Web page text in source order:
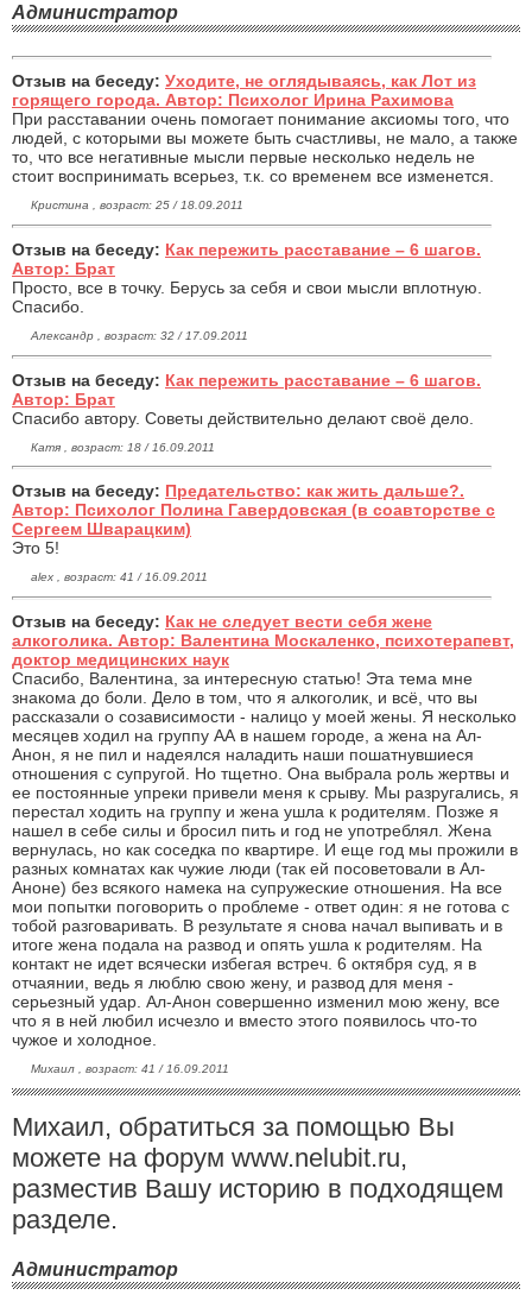
Администратор
Отзыв на беседу: Уходите, не оглядываясь, как Лот из
горящего города. Автор: Психолог Ирина Рахимова
При расставании очень помогает понимание аксиомы того, что
людей, с которыми вы можете быть счастливы, не мало, а также
то, что все негативные мысли первые несколько недель не
стоит воспринимать всерьез, т.к. со временем все изменется.
Кристина , возраст: 25 / 18.09.2011
Отзыв на беседу: Как пережить расставание – 6 шагов.
Автор: Брат
Просто, все в точку. Берусь за себя и свои мысли вплотную.
Спасибо.
Александр , возраст: 32 / 17.09.2011
Отзыв на беседу: Как пережить расставание – 6 шагов.
Автор: Брат
Спасибо автору. Советы действительно делают своё дело.
Катя , возраст: 18 / 16.09.2011
Отзыв на беседу: Предательство: как жить дальше?.
Автор: Психолог Полина Гавердовская (в соавторстве с
Сергеем Шварацким)
Это 5!
alex , возраст: 41 / 16.09.2011
Отзыв на беседу: Как не следует вести себя жене
алкоголика. Автор: Валентина Москаленко, психотерапевт,
доктор медицинских наук
Спасибо, Валентина, за интересную статью! Эта тема мне
знакома до боли. Дело в том, что я алкоголик, и всё, что вы
рассказали о созависимости - налицо у моей жены. Я несколько
месяцев ходил на группу АА в нашем городе, а жена на Ал-
Анон, я не пил и надеялся наладить наши пошатнувшиеся
отношения с супругой. Но тщетно. Она выбрала роль жертвы и
ее постоянные упреки привели меня к срыву. Мы разругались, я
перестал ходить на группу и жена ушла к родителям. Позже я
нашел в себе силы и бросил пить и год не употреблял. Жена
вернулась, но как соседка по квартире. И еще год мы прожили в
разных комнатах как чужие люди (так ей посоветовали в Ал-
Аноне) без всякого намека на супружеские отношения. На все
мои попытки поговорить о проблеме - ответ один: я не готова с
тобой разговаривать. В результате я снова начал выпивать и в
итоге жена подала на развод и опять ушла к родителям. На
контакт не идет всячески избегая встреч. 6 октября суд, я в
отчаянии, ведь я люблю свою жену, и развод для меня -
серьезный удар. Ал-Анон совершенно изменил мою жену, все
что я в ней любил исчезло и вместо этого появилось что-то
чужое и холодное.
Михаил , возраст: 41 / 16.09.2011
Михаил, обратиться за помощью Вы
можете на форум www.nelubit.ru,
разместив Вашу историю в подходящем
разделе.
Администратор